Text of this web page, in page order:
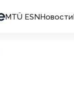
MTÜ ESNНовости